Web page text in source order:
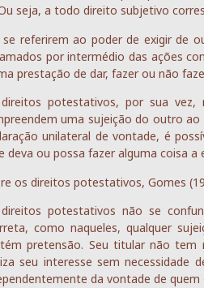
seja, a todo direito subjetivo
se referirem ao poder de exigir de
por intermédio das ações
prestação de dar, fazer ou não
potestativos, por sua
uma sujeição do outro
unilateral de vontade, é
deva ou possa fazer alguma coisa a
os direitos potestativos, Gomes
potestativos não se
como naqueles, qualquer
pretensão. Seu titular não
seu interesse sem necessidade
da vontade de quem